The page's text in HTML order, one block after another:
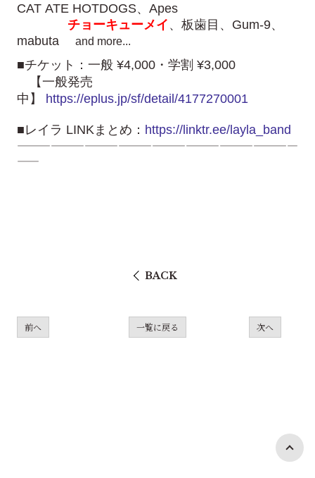
CAT ATE HOTDOGS、Apes
チョーキューメイ 、板歯目、Gum-9、
mabuta and more...
■チケット：一般 ¥4,000・学割 ¥3,000
【一般発売
中】 https://eplus.jp/sf/detail/4177270001
■レイラ LINKまとめ： https://linktr.ee/layla_band
—————————————————————————
——
BACK
前へ 一覧に戻る 次へ